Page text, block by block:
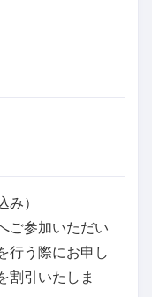
み）
ご参加いただい
行う際にお申し
割引いたしま